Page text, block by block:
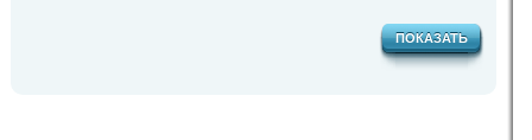
ПОКАЗАТЬ